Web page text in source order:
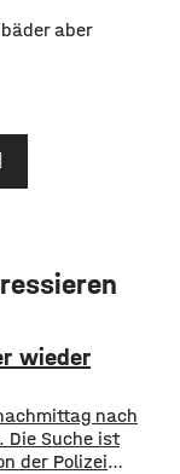
aber
wieder
nach
Die Suche ist
der Polizei